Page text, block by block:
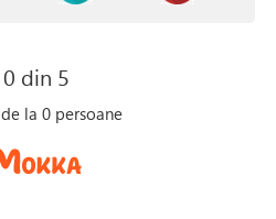
0 din 5
de la0 persoane